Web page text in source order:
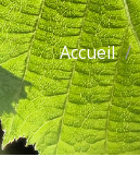
Accueil